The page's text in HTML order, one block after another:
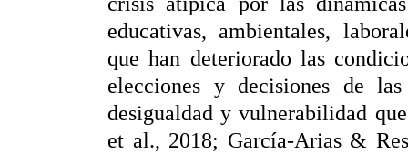
educativas, ambientales,
que han deteriorado las
elecciones y decisiones de
desigualdad y vulnerabilidad
et al., 2018; García-Arias &